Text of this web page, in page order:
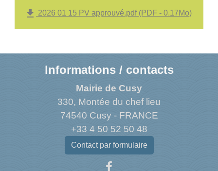
file_download 2026 01 15 PV approuvé.pdf (PDF - 0.17Mo)
Informations / contacts
Mairie de Cusy
330, Montée du chef lieu
74540 Cusy - FRANCE
+33 4 50 52 50 48
Contact par formulaire